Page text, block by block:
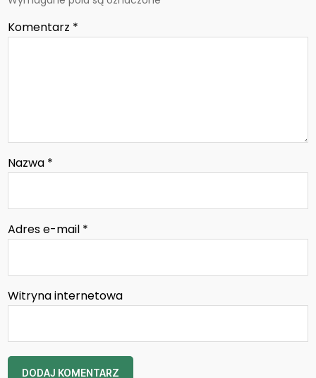
Komentarz *
Nazwa *
Adres e-mail *
Witryna internetowa